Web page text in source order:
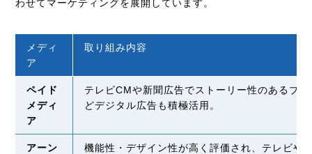
わせてマーケティングを展開しています。
メディ
ア
取り組み内容
ペイド
メディ
ア
テレビCMや新聞広告でストーリー性のあるブ
どデジタル広告も積極活用。
アーン 機能性・デザイン性が高く評価され、テレビや